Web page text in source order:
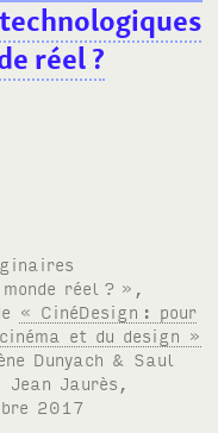
réel?
réel ? »,
« CinéDesign : pour
et du design »
Dunyach & Saul
Jaurès,
2017